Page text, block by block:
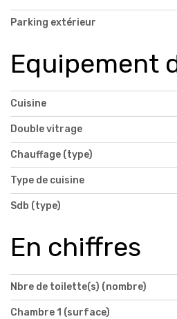
Parking extérieur
Equipement
Cuisine
Double vitrage
Chauffage (type)
Type de cuisine
Sdb (type)
En chiffres
Nbre de toilette(s) (nombre)
Chambre 1 (surface)